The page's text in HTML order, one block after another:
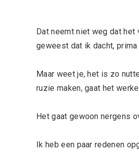
Dat neemt niet weg dat
geweest dat ik dacht,
Maar weet je, het is zo
ruzie maken, gaat het
Het gaat gewoon nergens
Ik heb een paar redenen